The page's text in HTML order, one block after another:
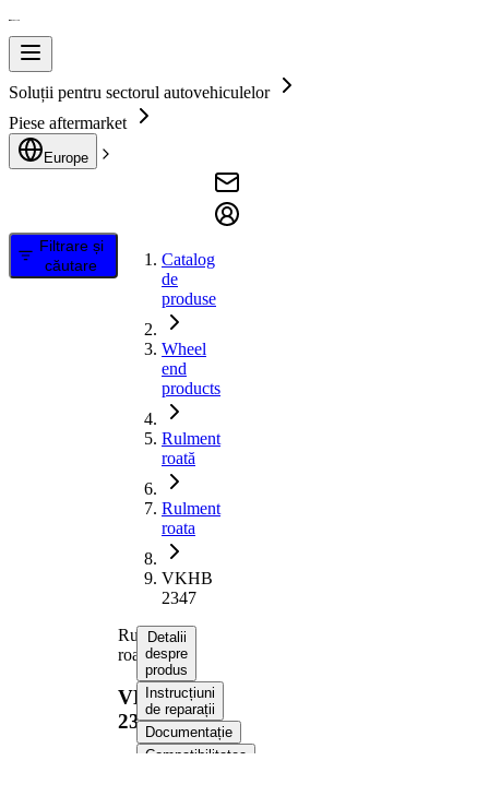
Soluții pentru sectorul autovehiculelor
Piese aftermarket
Europe
Filtrare și
căutare
Catalog
de
produse
Wheel
end
products
Rulment
roată
Rulment
roata
VKHB
2347
Rulment
roata
VKHB
2347
Detalii
despre
produs
Instrucțiuni
de reparații
Documentație
Compatibilitatea